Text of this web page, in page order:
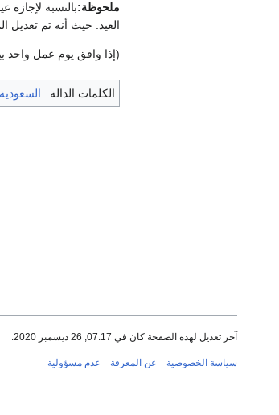
ملحوظة:بالنسبة لإجازة
العيد. حيث أنه تم تعديل
(إذا وافق يوم عمل واحد
الكلمات الدالة: السعودية
آخر تعديل لهذه الصفحة كان في 07:17, 26 ديسمبر 2020.
سياسة الخصوصية عن المعرفة عدم مسؤولية